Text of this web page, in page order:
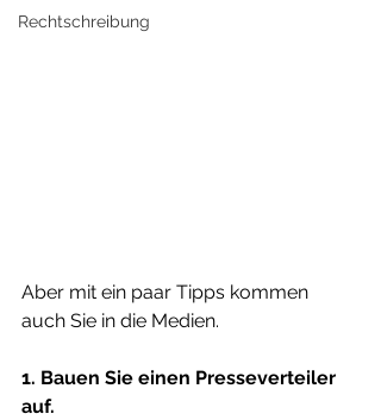
Rechtschreibung
Aber mit ein paar Tipps kommen
auch Sie in die Medien.
1. Bauen Sie einen Presseverteiler
auf.